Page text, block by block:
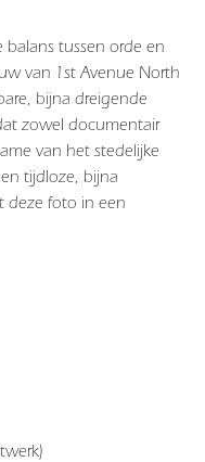
tussen orde en
van 1st Avenue North
bijna dreigende
zowel documentair
van het stedelijke
tijdloze, bijna
deze foto in een